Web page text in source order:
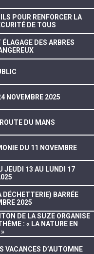
POUR RENFORCER LA
DE TOUS
DES ARBRES
NOVEMBRE 2025
DU MANS
DU 11 NOVEMBRE
JEUDI 13 AU LUNDI 17
DÉCHETTERIE) BARRÉE
2025
DE LA SUZE ORGANISE
: « LA NATURE EN
VACANCES D’AUTOMNE